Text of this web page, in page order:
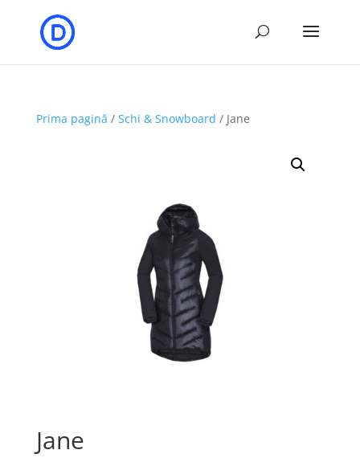
Prima pagină / Schi & Snowboard / Jane
Jane